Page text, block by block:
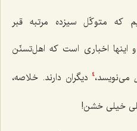
که متوکّل سیزده مرتبه قبر
اینها اخباری است که اهل‌تسنّن
می‌نویسد،4
دیگران دارند. خلاصه،
خیلی خشن!